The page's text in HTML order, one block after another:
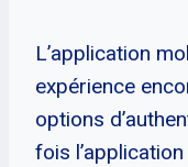
L’application
expérience
options
fois